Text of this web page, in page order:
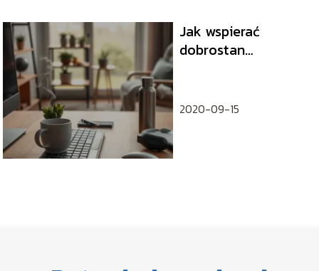
Jak wspierać
dobrostan
przewodnik
2020-09-15